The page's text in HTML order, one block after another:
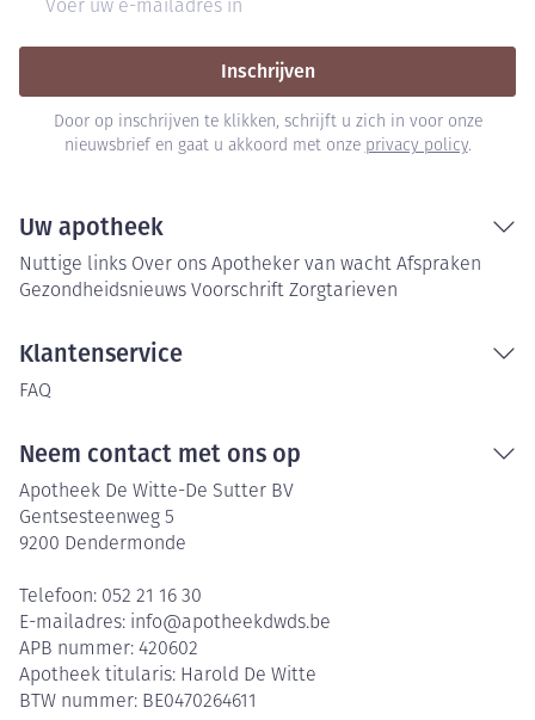
Inschrijven
Door op inschrijven te klikken, schrijft u zich in voor onze
nieuwsbrief en gaat u akkoord met onze privacy policy.
Uw apotheek
Nuttige links Over ons Apotheker van wacht Afspraken
Gezondheidsnieuws Voorschrift Zorgtarieven
Klantenservice
FAQ
Neem contact met ons op
Apotheek De Witte-De Sutter BV
Gentsesteenweg 5
9200 Dendermonde
Telefoon: 052 21 16 30
E-mailadres: info@apotheekdwds.be
APB nummer: 420602
Apotheek titularis: Harold De Witte
BTW nummer: BE0470264611